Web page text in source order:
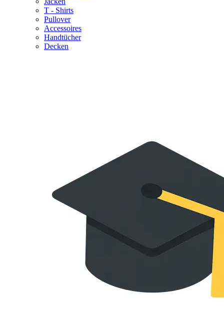
T - Shirts
Pullover
Accessoires
Handtücher
Decken